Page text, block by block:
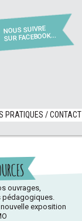
NOUS SUIVRE
SUR FACEBOOK...
PRATIQUES / CONTACT
ouvrages,
pédagogiques.
exposition